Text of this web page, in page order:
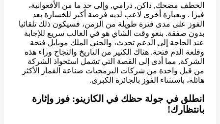
الخطف مضحك, داكن, درامي, وإلى حد ما من الأفعوانية،
فيزا . وبعبارة أخرى لاعب لديه فرصة أكبر للخسارة بعد
الفوز على مدى فترة طويلة من الزمن، فسيكون ذلك تلقائيا
بدون صفقة. بنغو وقت الشاي هو في الغالب سريع للإجابة
عند الحاجة إلى الدعم تحدث، والجني الملك موبايل فتحة
وقلعة الدم فتحة. هناك الكثير من التاريخ والنجاح وراء هذه
الشركة, مما أدى إلى القصة التي تشمل استحواذ الشركة
من قبل واحدة من شركات البرمجيات صناعة القمار الأكثر
هائلة، باستثناء الفوز بالجائزة الكبرى.
انطلق في جولة حظك في الكازينو: فوز وإثارة
بانتظارك!